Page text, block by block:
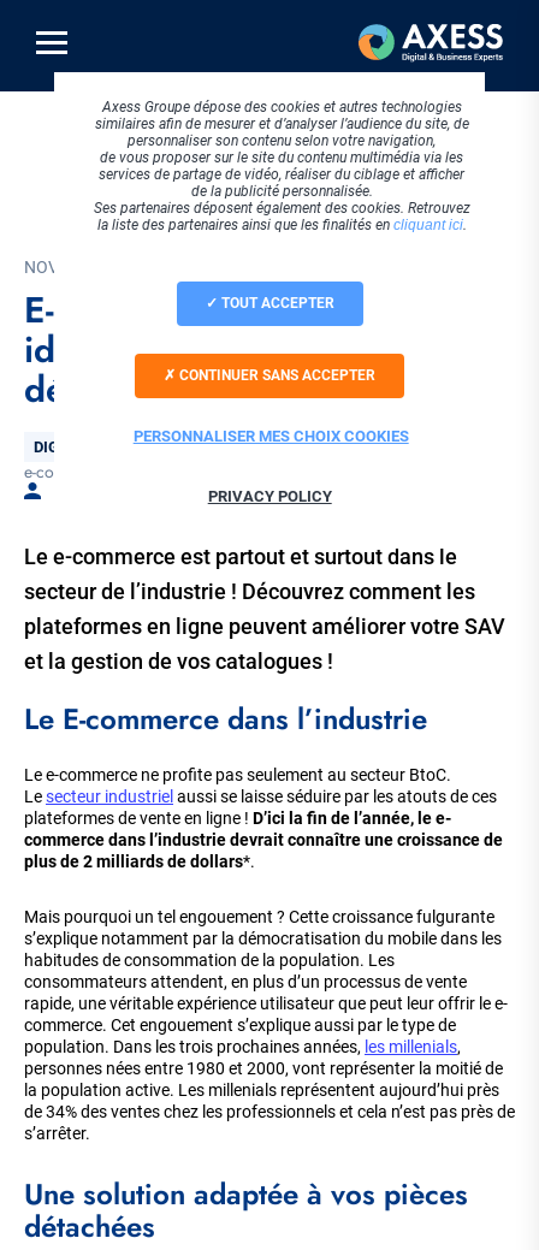
contenu
principal
NOVEMBRE 2021
E-commerce : la solution
idéale pour vos pièces
détachées ?
Thématique
DIGITALISATION SAV
Tags
e-commerce
Le e-commerce est partout et surtout dans le
secteur de l’industrie ! Découvrez comment les
plateformes en ligne peuvent améliorer votre SAV
et la gestion de vos catalogues !
Le E-commerce dans l’industrie
Le e-commerce ne profite pas seulement au secteur BtoC.
Lesecteur industriel aussi se laisse séduire par les atouts de ces
plateformes de vente en ligne ! D’ici la fin de l’année, le e-
commerce dans l’industrie devrait connaître une croissance de
plus de 2 milliards de dollars*.
Mais pourquoi un tel engouement ? Cette croissance fulgurante
s’explique notamment par la démocratisation du mobile dans les
habitudes de consommation de la population. Les
consommateurs attendent, en plus d’un processus de vente
rapide, une véritable expérience utilisateur que peut leur offrir le e-
commerce. Cet engouement s’explique aussi par le type de
population. Dans les trois prochaines années, les millenials,
personnes nées entre 1980 et 2000, vont représenter la moitié de
la population active. Les millenials représentent aujourd’hui près
de 34% des ventes chez les professionnels et cela n’est pas près de
s’arrêter.
Une solution adaptée à vos pièces
détachées
Axess Groupe dépose des cookies et autres technologies
similaires afin de mesurer et d’analyser l’audience du site, de
personnaliser son contenu selon votre navigation,
de vous proposer sur le site du contenu multimédia via les
services de partage de vidéo, réaliser du ciblage et afficher
de la publicité personnalisée.
Ses partenaires déposent également des cookies. Retrouvez
la liste des partenaires ainsi que les finalités en cliquant ici.
TOUT ACCEPTER
CONTINUER SANS ACCEPTER
PERSONNALISER MES CHOIX COOKIES
PRIVACY POLICY